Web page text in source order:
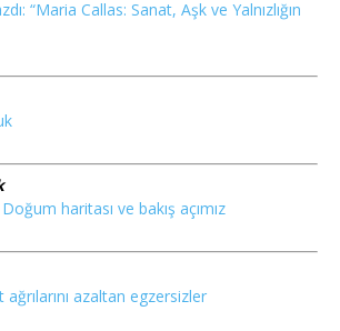
“Maria Callas: Sanat, Aşk ve Yalnızlığın
haritası ve bakış açımız
azaltan egzersizler